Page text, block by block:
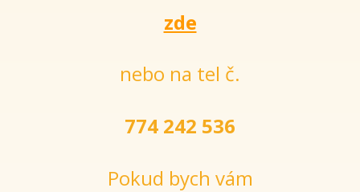
zde
nebo na tel č.
774 242 536
Pokud bych vám